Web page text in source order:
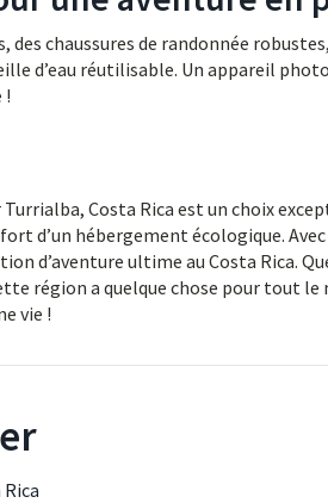
chaussures de randonnée
d’eau réutilisable. Un appareil
!
Costa Rica est un choix
d’un hébergement écologique.
d’aventure ultime au Costa Rica.
région a quelque chose pour tout le
vie !